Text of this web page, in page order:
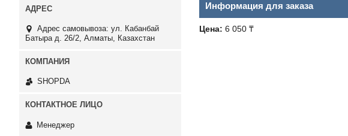
Информация для заказа
Цена: 6 050 ₸
Адрес самовывоза: ул. Кабанбай
Батыра д. 26/2, Алматы, Казахстан
SHOPDA
Менеджер